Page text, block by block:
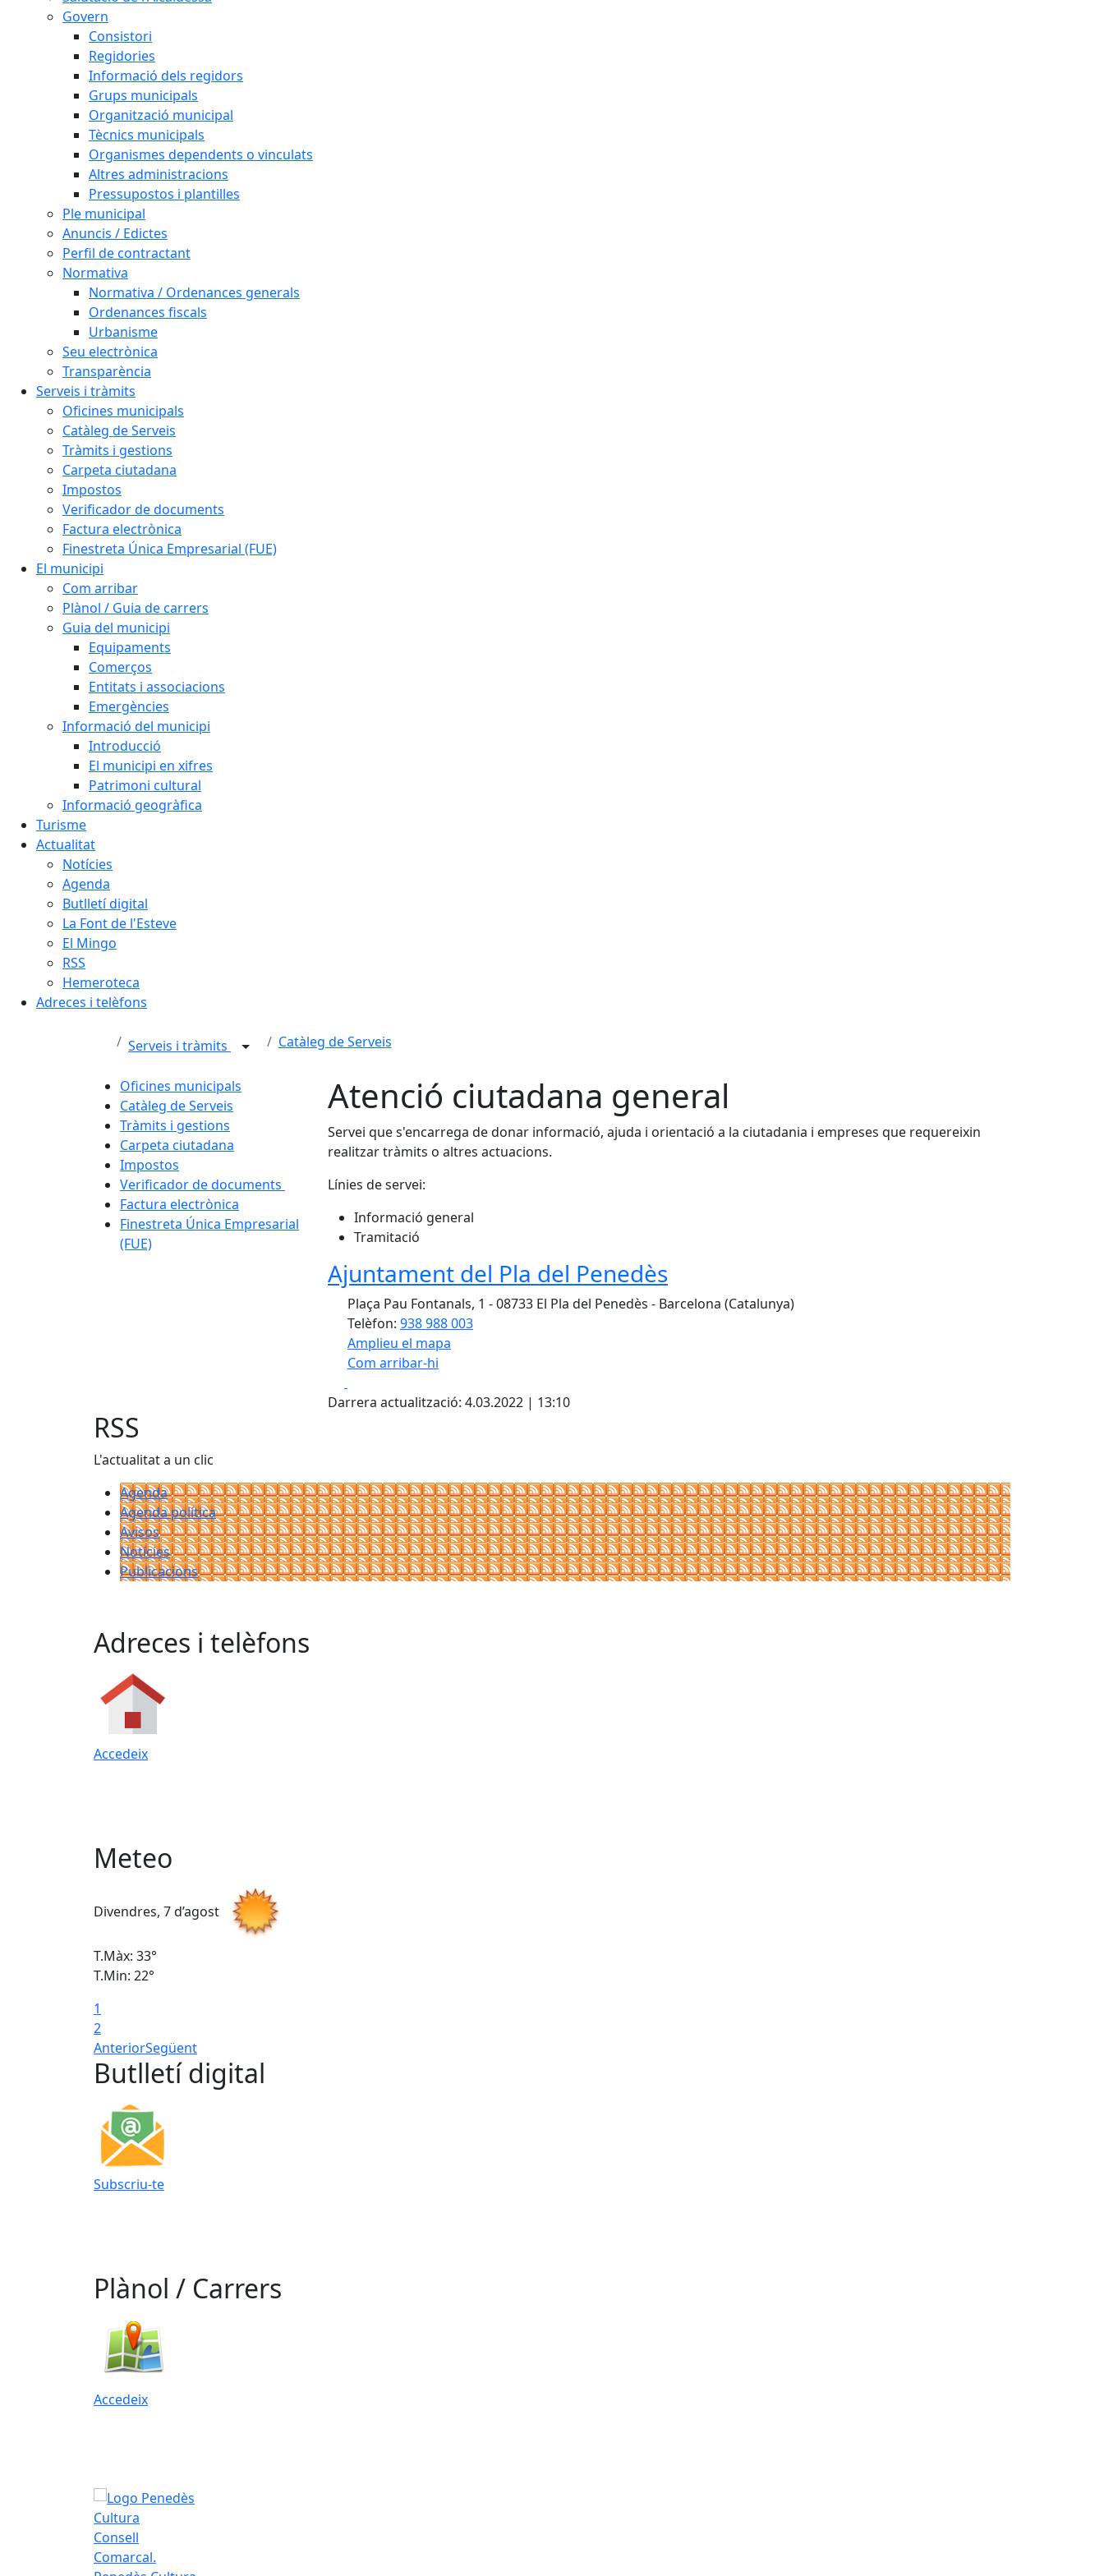
Govern
Consistori
Regidories
Informació dels regidors
Grups municipals
Organització municipal
Tècnics municipals
Organismes dependents o vinculats
Altres administracions
Pressupostos i plantilles
Ple municipal
Anuncis / Edictes
Perfil de contractant
Normativa
Normativa / Ordenances generals
Ordenances fiscals
Urbanisme
Seu electrònica
Transparència
Serveis i tràmits
Oficines municipals
Catàleg de Serveis
Tràmits i gestions
Carpeta ciutadana
Impostos
Verificador de documents
Factura electrònica
Finestreta Única Empresarial (FUE)
El municipi
Com arribar
Plànol / Guia de carrers
Guia del municipi
Equipaments
Comerços
Entitats i associacions
Emergències
Informació del municipi
Introducció
El municipi en xifres
Patrimoni cultural
Informació geogràfica
Turisme
Actualitat
Notícies
Agenda
Butlletí digital
La Font de l'Esteve
El Mingo
RSS
Hemeroteca
Adreces i telèfons
Serveis i tràmits Catàleg de Serveis
Oficines municipals
Catàleg de Serveis
Tràmits i gestions
Carpeta ciutadana
Impostos
Verificador de documents
Factura electrònica
Finestreta Única Empresarial
(FUE)
Atenció ciutadana general
Servei que s'encarrega de donar informació, ajuda i orientació a la ciutadania i empreses que requereixin
realitzar tràmits o altres actuacions.
Línies de servei:
Informació general
Tramitació
Ajuntament del Pla del Penedès
Plaça Pau Fontanals, 1 - 08733 El Pla del Penedès - Barcelona (Catalunya)
Telèfon: 938 988 003
Amplieu el mapa
Com arribar-hi
+
Darrera actualització: 4.03.2022 | 13:10
RSS
L'actualitat a un clic
Agenda
Agenda política
Avisos
Notícies
Publicacions
Adreces i telèfons
Accedeix
Meteo
Divendres, 7 d’agost
T.Màx: 33°
T.Min: 22°
1
2
AnteriorSegüent
Butlletí digital
Subscriu-te
Plànol / Carrers
Accedeix
Consell
Comarcal.